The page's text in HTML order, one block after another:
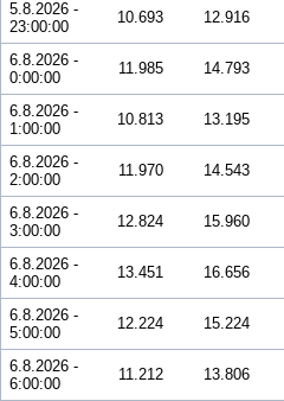
5.8.2026 -
23:00:00
10.693 12.916
6.8.2026 -
0:00:00
11.985 14.793
6.8.2026 -
1:00:00
10.813 13.195
6.8.2026 -
2:00:00
11.970 14.543
6.8.2026 -
3:00:00
12.824 15.960
6.8.2026 -
4:00:00
13.451 16.656
6.8.2026 -
5:00:00
12.224 15.224
6.8.2026 -
6:00:00
11.212 13.806